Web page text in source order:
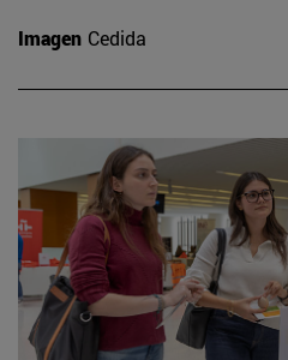
Imagen Cedida